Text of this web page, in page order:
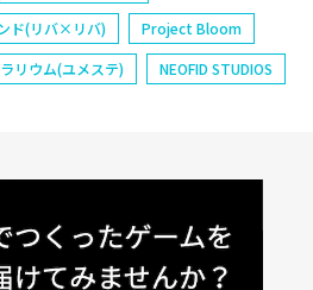
ド(リバ×リバ)
Project Bloom
リウム(ユメステ)
NEOFID STUDIOS